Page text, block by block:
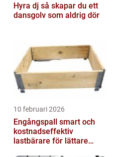
Hyra dj så skapar du ett
dansgolv som aldrig dör
10 februari 2026
Engångspall smart och
kostnadseffektiv
lastbärare för lättare